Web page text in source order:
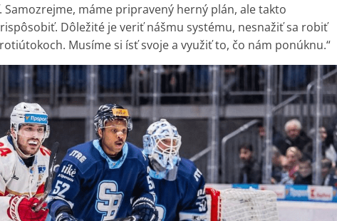
máme pripravený herný plán, ale takto
Dôležité je veriť nášmu systému, nesnažiť sa robiť
Musíme si ísť svoje a využiť to, čo nám ponúknu.“